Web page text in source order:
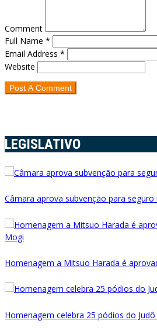
Comment
Full Name *
Email Address *
Website
LEGISLATIVO
Câmara aprova subvenção para
Homenagem a Mitsuo Harada é
Homenagem celebra 25 pódios do